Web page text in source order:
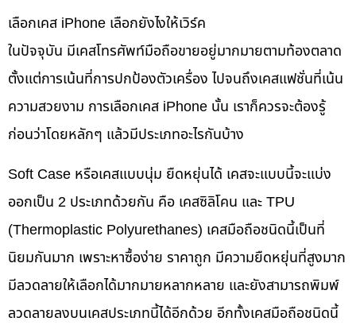
เลือกเคส iPhone เลือกยังไงให้เวิร์ค
ในปัจจุบัน มีเคสโทรศัพท์มือถือขายอยู่มากมายตามท้องตลาด
ตั้งแต่การเน้นที่การปกป้องตัวเครื่อง ไปจนถึงเคสแฟชั่นที่เน้น
ความสวยงาม การเลือกเคส iPhone นั้น เราก็ควรจะต้องรู้
ก่อนว่าโดยหลักๆ แล้วมีประเภทอะไรกันบ้าง
Soft Case หรือเคสแบบนุ่ม ยืดหยุ่นได้ เคสจะแบบนี้จะแบ่ง
ออกเป็น 2 ประเภทด้วยกัน คือ เคสซิลิโคน และ TPU
(Thermoplastic Polyurethanes) เคสมือถือชนิดนี้เป็นที่
นิยมกันมาก เพราะหาซื้อง่าย ราคาถูก มีความยืดหยุ่นที่สูงมาก
มีลวดลายให้เลือกได้มากมายหลากหลาย และยังสามารถพิมพ์
ลวดลายลงบนเคสประเภทนี้ได้อีกด้วย อีกทั้งเคสมือถือชนิดนี้